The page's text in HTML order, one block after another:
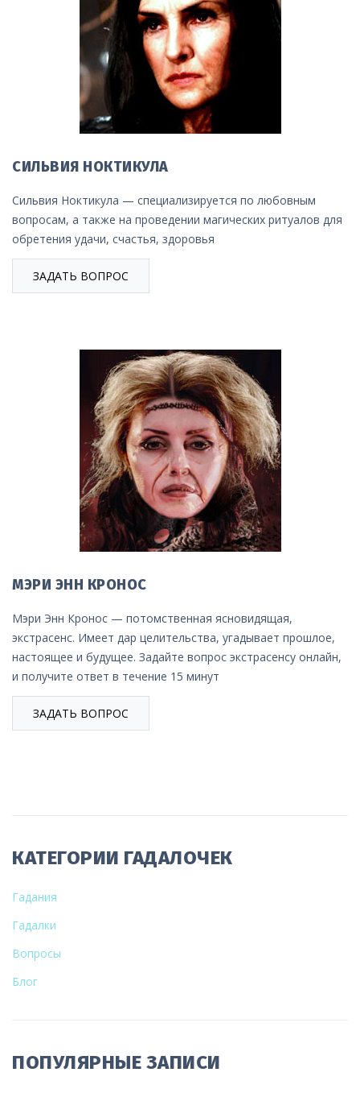
СИЛЬВИЯ НОКТИКУЛА
Сильвия Ноктикула — специализируется по любовным
вопросам, а также на проведении магических ритуалов для
обретения удачи, счастья, здоровья
ЗАДАТЬ ВОПРОС
МЭРИ ЭНН КРОНОС
Мэри Энн Кронос — потомственная ясновидящая,
экстрасенс. Имеет дар целительства, угадывает прошлое,
настоящее и будущее. Задайте вопрос экстрасенсу онлайн,
и получите ответ в течение 15 минут
ЗАДАТЬ ВОПРОС
КАТЕГОРИИ ГАДАЛОЧЕК
Гадания
Гадалки
Вопросы
Блог
ПОПУЛЯРНЫЕ ЗАПИСИ